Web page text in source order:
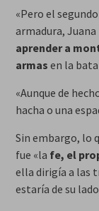
«Pero el
armadura,
aprender a
armas en la
«Aunque de
hacha o una
Sin embargo, lo
fue «la fe, el
ella dirigía a las
estaría de su